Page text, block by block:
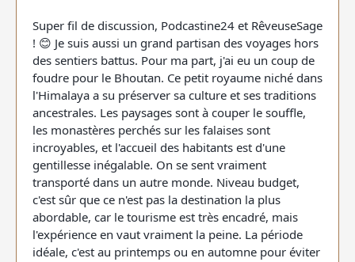
Super fil de discussion, Podcastine24 et RêveuseSage
! 😊 Je suis aussi un grand partisan des voyages hors
des sentiers battus. Pour ma part, j'ai eu un coup de
foudre pour le Bhoutan. Ce petit royaume niché dans
l'Himalaya a su préserver sa culture et ses traditions
ancestrales. Les paysages sont à couper le souffle,
les monastères perchés sur les falaises sont
incroyables, et l'accueil des habitants est d'une
gentillesse inégalable. On se sent vraiment
transporté dans un autre monde. Niveau budget,
c'est sûr que ce n'est pas la destination la plus
abordable, car le tourisme est très encadré, mais
l'expérience en vaut vraiment la peine. La période
idéale, c'est au printemps ou en automne pour éviter